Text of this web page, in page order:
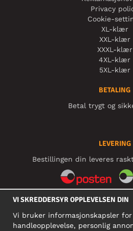
Privacy
Cookie-
XL-klær
XXL-klær
XXXL-klær
4XL-klær
5XL-klær
BETALING
Betal trygt og
LEVERING
Bestillingen din leveres
SOSIALE
VI SKREDDERSYR OPPLEVELSEN DIN
Vi bruker informasjonskapsler
handleopplevelse, personlig